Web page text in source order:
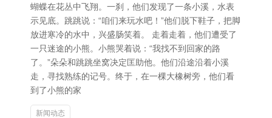
蝴蝶在花丛中飞翔。一刹，他们发现了一条小溪，水表
示见底。跳跳说：“咱们来玩水吧！”他们脱下鞋子，把脚
放进寒冷的水中，兴盛肠笑着。 走着走着，他们遭受了
一只迷途的小熊。小熊哭着说：“我找不到回家的路
了。”朵朵和跳跳坐窝决定匡助他。他们沿途沿着小溪
走，寻找熟练的记号。终于，在一棵大橡树旁，他们看
到了小熊的家
新闻动态